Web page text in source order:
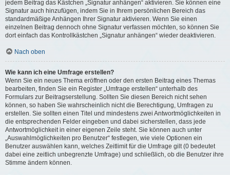
jedem Beitrag das Kästchen „Signatur anhängen“ aktivieren. Sie können eine
Signatur auch hinzufügen, indem Sie in Ihrem persönlichen Bereich das
standardmäßige Anhängen Ihrer Signatur aktivieren. Wenn Sie einen
einzelnen Beitrag dennoch ohne Signatur verfassen möchten, so können Sie
dort einfach das Kontrollkästchen „Signatur anhängen“ wieder deaktivieren.
Nach oben
Wie kann ich eine Umfrage erstellen?
Wenn Sie ein neues Thema eröffnen oder den ersten Beitrag eines Themas
bearbeiten, finden Sie ein Register „Umfrage erstellen“ unterhalb des
Formulars zur Beitragserstellung. Sollten Sie diesen Bereich nicht sehen
können, so haben Sie wahrscheinlich nicht die Berechtigung, Umfragen zu
erstellen. Sie sollten einen Titel und mindestens zwei Antwortmöglichkeiten in
die entsprechenden Felder eingeben und dabei sicherstellen, dass jede
Antwortmöglichkeit in einer eigenen Zeile steht. Sie können auch unter
„Auswahlmöglichkeiten pro Benutzer“ festlegen, wie viele Optionen ein
Benutzer auswählen kann, welches Zeitlimit für die Umfrage gilt (0 bedeutet
dabei eine zeitlich unbegrenzte Umfrage) und schließlich, ob die Benutzer ihre
Stimme ändern können.